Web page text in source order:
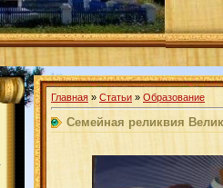
Главная » Статьи » Образование
Семейная реликвия